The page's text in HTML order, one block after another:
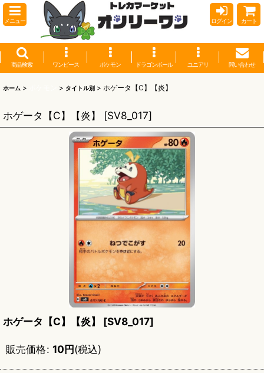
メニュー ログイン カート
商品検索 ワンピース ポケモン ドラゴンボール ユニアリ 問い合わせ
ホーム > > タイトル別 > ホゲータ【C】【炎】
ホゲータ【C】【炎】 [SV8_017]
ホゲータ【C】【炎】 [SV8_017]
販売価格: 10円(税込)